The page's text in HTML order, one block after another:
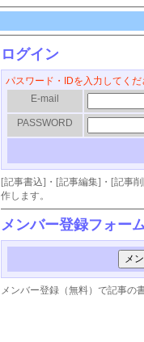
ログイン
パスワード・IDを入力してくだ
E-mail
PASSWORD
[記事書込]・[記事編集]・[記事
作します。
メンバー登録フォー
メンバー登録（無料）で記事の